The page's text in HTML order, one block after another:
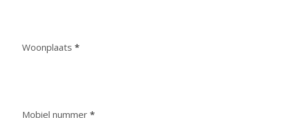
Woonplaats *
Mobiel nummer *